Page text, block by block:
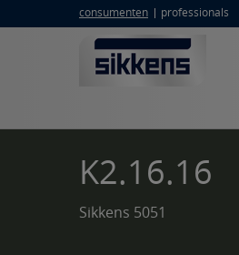
consumenten professionals
K2.16.16
Sikkens 5051